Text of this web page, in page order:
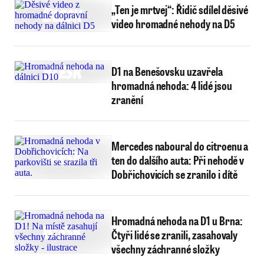
„Ten je mrtvej“: Řidič sdílel děsivé
video hromadné nehody na D5
D1 na Benešovsku uzavřela
hromadná nehoda: 4 lidé jsou
zranění
Mercedes naboural do citroenu a
ten do dalšího auta: Při nehodě v
Dobřichovicích se zranilo i dítě
Hromadná nehoda na D1 u Brna:
Čtyři lidé se zranili, zasahovaly
všechny záchranné složky